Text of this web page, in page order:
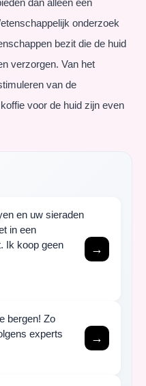
onderzoek
bezit die de huid
verzorgen. Van het
van de
voor de huid zijn even
en uw sieraden
in een
Ik koop geen
→
bergen! Zo
experts
→